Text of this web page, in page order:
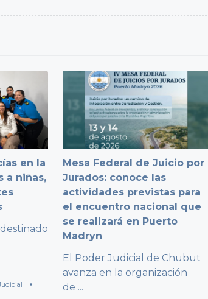
en la
a niñas,
Mesa Federal de Juicio por
Jurados: conoce las
actividades previstas para
el encuentro nacional que
se realizará en Puerto
Madryn
El Poder Judicial de Chubut
avanza en la organización
de ...